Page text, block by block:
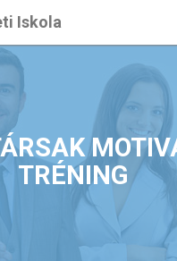
Iskola
TRÉNING